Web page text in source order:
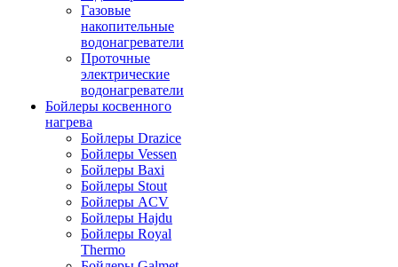
Газовые
накопительные
водонагреватели
Проточные
электрические
водонагреватели
Бойлеры косвенного
нагрева
Бойлеры Drazice
Бойлеры Vessen
Бойлеры Baxi
Бойлеры Stout
Бойлеры ACV
Бойлеры Hajdu
Бойлеры Royal
Thermo